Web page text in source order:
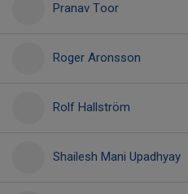
Pranav Toor
Roger Aronsson
Rolf Hallström
Shailesh Mani Upadhyay